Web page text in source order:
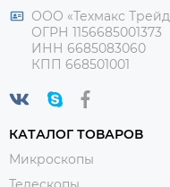
ООО «Техмакс
ОГРН 1156685001373
ИНН 6685083060
КПП 668501001
КАТАЛОГ ТОВАРОВ
Микроскопы